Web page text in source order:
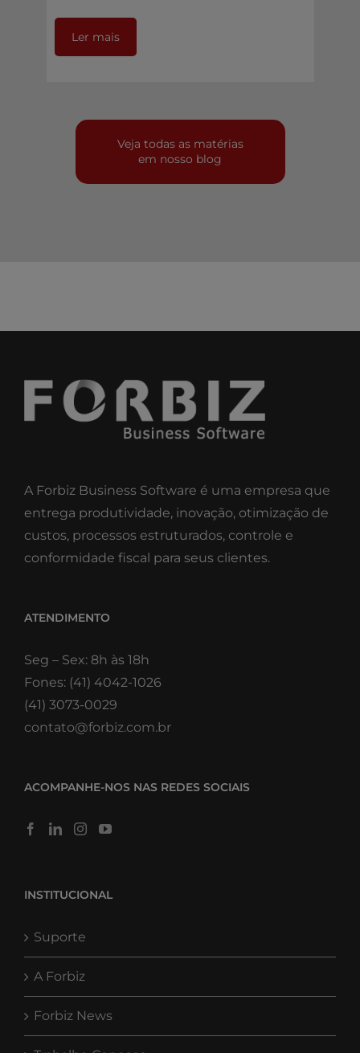
Ler mais
Veja todas as matérias
em nosso blog
A Forbiz Business Software é uma empresa que
entrega produtividade, inovação, otimização de
custos, processos estruturados, controle e
conformidade fiscal para seus clientes.
ATENDIMENTO
Seg – Sex: 8h às 18h
Fones: (41) 4042-1026
(41) 3073-0029
contato@forbiz.com.br
ACOMPANHE-NOS NAS REDES SOCIAIS
INSTITUCIONAL
Suporte
A Forbiz
Forbiz News